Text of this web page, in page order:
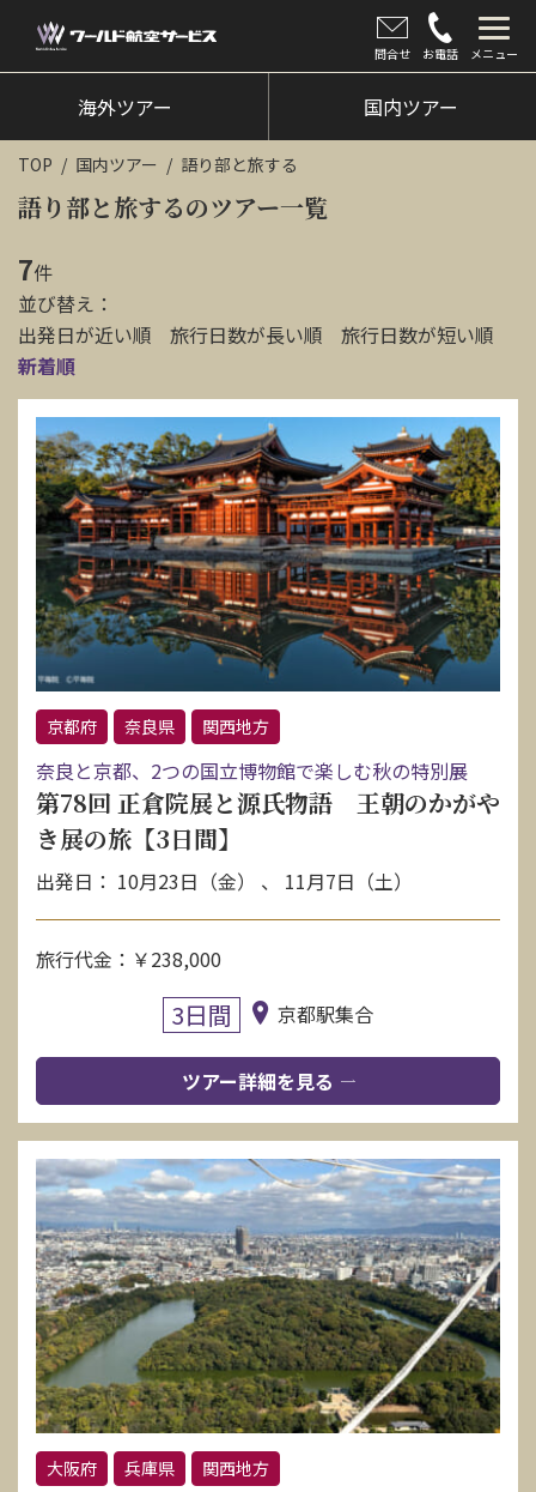
問合せ お電話 メニュー
海外ツアー
国内ツアー
クルーズツアー
ツアー催行状況
旅のひろば
イベント
新着情報
会社情報
お問い合わせ
資料請求
電話にてお問い合わせ
海外ツアー 国内ツアー
TOP 国内ツアー 語り部と旅する
語り部と旅するのツアー一覧
7件
並び替え：
出発日が近い順
旅行日数が長い順
旅行日数が短い順
新着順
京都府 奈良県 関西地方
奈良と京都、2つの国立博物館で楽しむ秋の特別展
第78回 正倉院展と源氏物語 王朝のかがや
き展の旅【3日間】
出発日： 10月23日（金） 、 11月7日（土）
旅行代金：￥238,000
3日間 京都駅集合
ツアー詳細を見る
大阪府 兵庫県 関西地方